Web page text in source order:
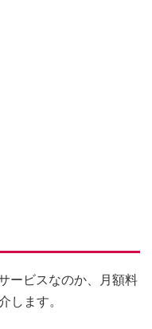
ービスなのか、月額料
します。